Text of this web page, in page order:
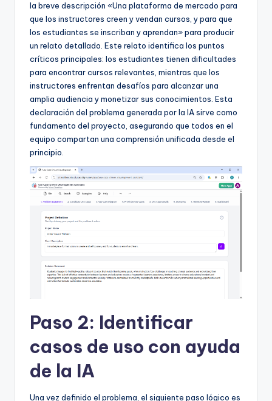
la breve descripción «Una plataforma de mercado para
que los instructores creen y vendan cursos, y para que
los estudiantes se inscriban y aprendan» para producir
un relato detallado. Este relato identifica los puntos
críticos principales: los estudiantes tienen dificultades
para encontrar cursos relevantes, mientras que los
instructores enfrentan desafíos para alcanzar una
amplia audiencia y monetizar sus conocimientos. Esta
declaración del problema generada por la IA sirve como
fundamento del proyecto, asegurando que todos en el
equipo compartan una comprensión unificada desde el
principio.
Paso 2: Identificar
casos de uso con ayuda
de la IA
Una vez definido el problema, el siguiente paso lógico es